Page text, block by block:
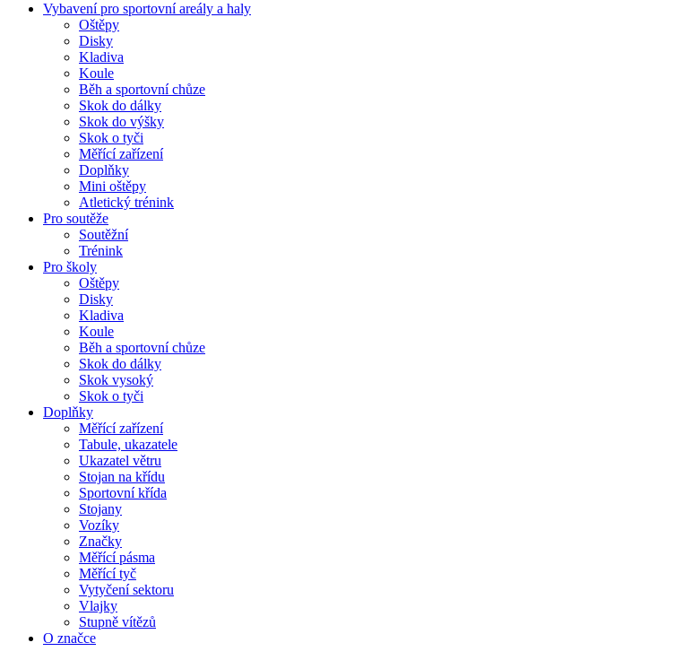
Vybavení pro sportovní areály a haly
Oštěpy
Disky
Kladiva
Koule
Běh a sportovní chůze
Skok do dálky
Skok do výšky
Skok o tyči
Měřící zařízení
Doplňky
Mini oštěpy
Atletický trénink
Pro soutěže
Soutěžní
Trénink
Pro školy
Oštěpy
Disky
Kladiva
Koule
Běh a sportovní chůze
Skok do dálky
Skok vysoký
Skok o tyči
Doplňky
Měřící zařízení
Tabule, ukazatele
Ukazatel větru
Stojan na křídu
Sportovní křída
Stojany
Vozíky
Značky
Měřící pásma
Měřící tyč
Vytyčení sektoru
Vlajky
Stupně vítězů
O značce